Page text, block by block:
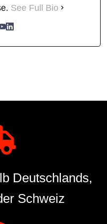
See Full Bio
Deutschlands,
Schweiz